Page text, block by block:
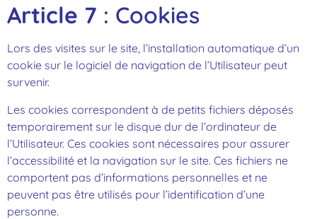
Article 7 : Cookies
Lors des visites sur le site, l’installation automatique d’un
cookie sur le logiciel de navigation de l’Utilisateur peut
survenir.
Les cookies correspondent à de petits fichiers déposés
temporairement sur le disque dur de l’ordinateur de
l’Utilisateur. Ces cookies sont nécessaires pour assurer
l’accessibilité et la navigation sur le site. Ces fichiers ne
comportent pas d’informations personnelles et ne
peuvent pas être utilisés pour l’identification d’une
personne.